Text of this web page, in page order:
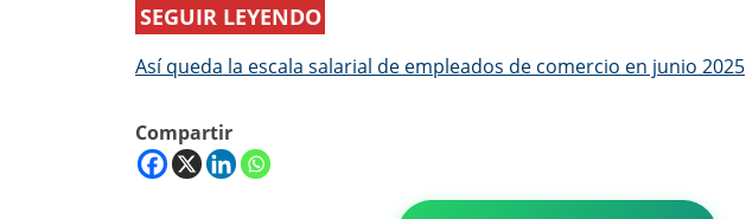
SEGUIR LEYENDO
Así queda la escala salarial de empleados de comercio en junio 2025
Compartir